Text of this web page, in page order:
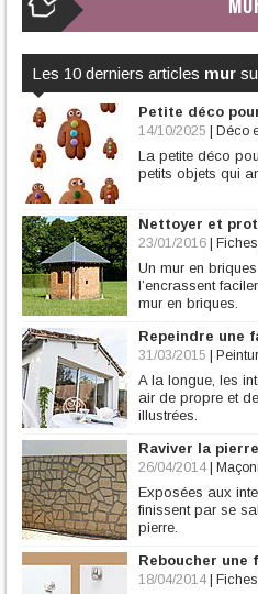
Les 10 derniers articles mur
Petite déco
14/10/2025 | Déco
La petite déco
petits objets qui
Nettoyer et
23/01/2016 |
Un mur en
l’encrassent
mur en briques.
Repeindre une
31/03/2015 |
A la longue, les
air de propre et
illustrées.
Raviver la
26/04/2014 |
Exposées aux
finissent par se
pierre.
Reboucher une
18/04/2014 |